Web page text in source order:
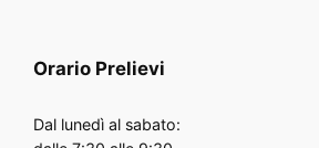
Orario Prelievi
Dal lunedì al sabato: